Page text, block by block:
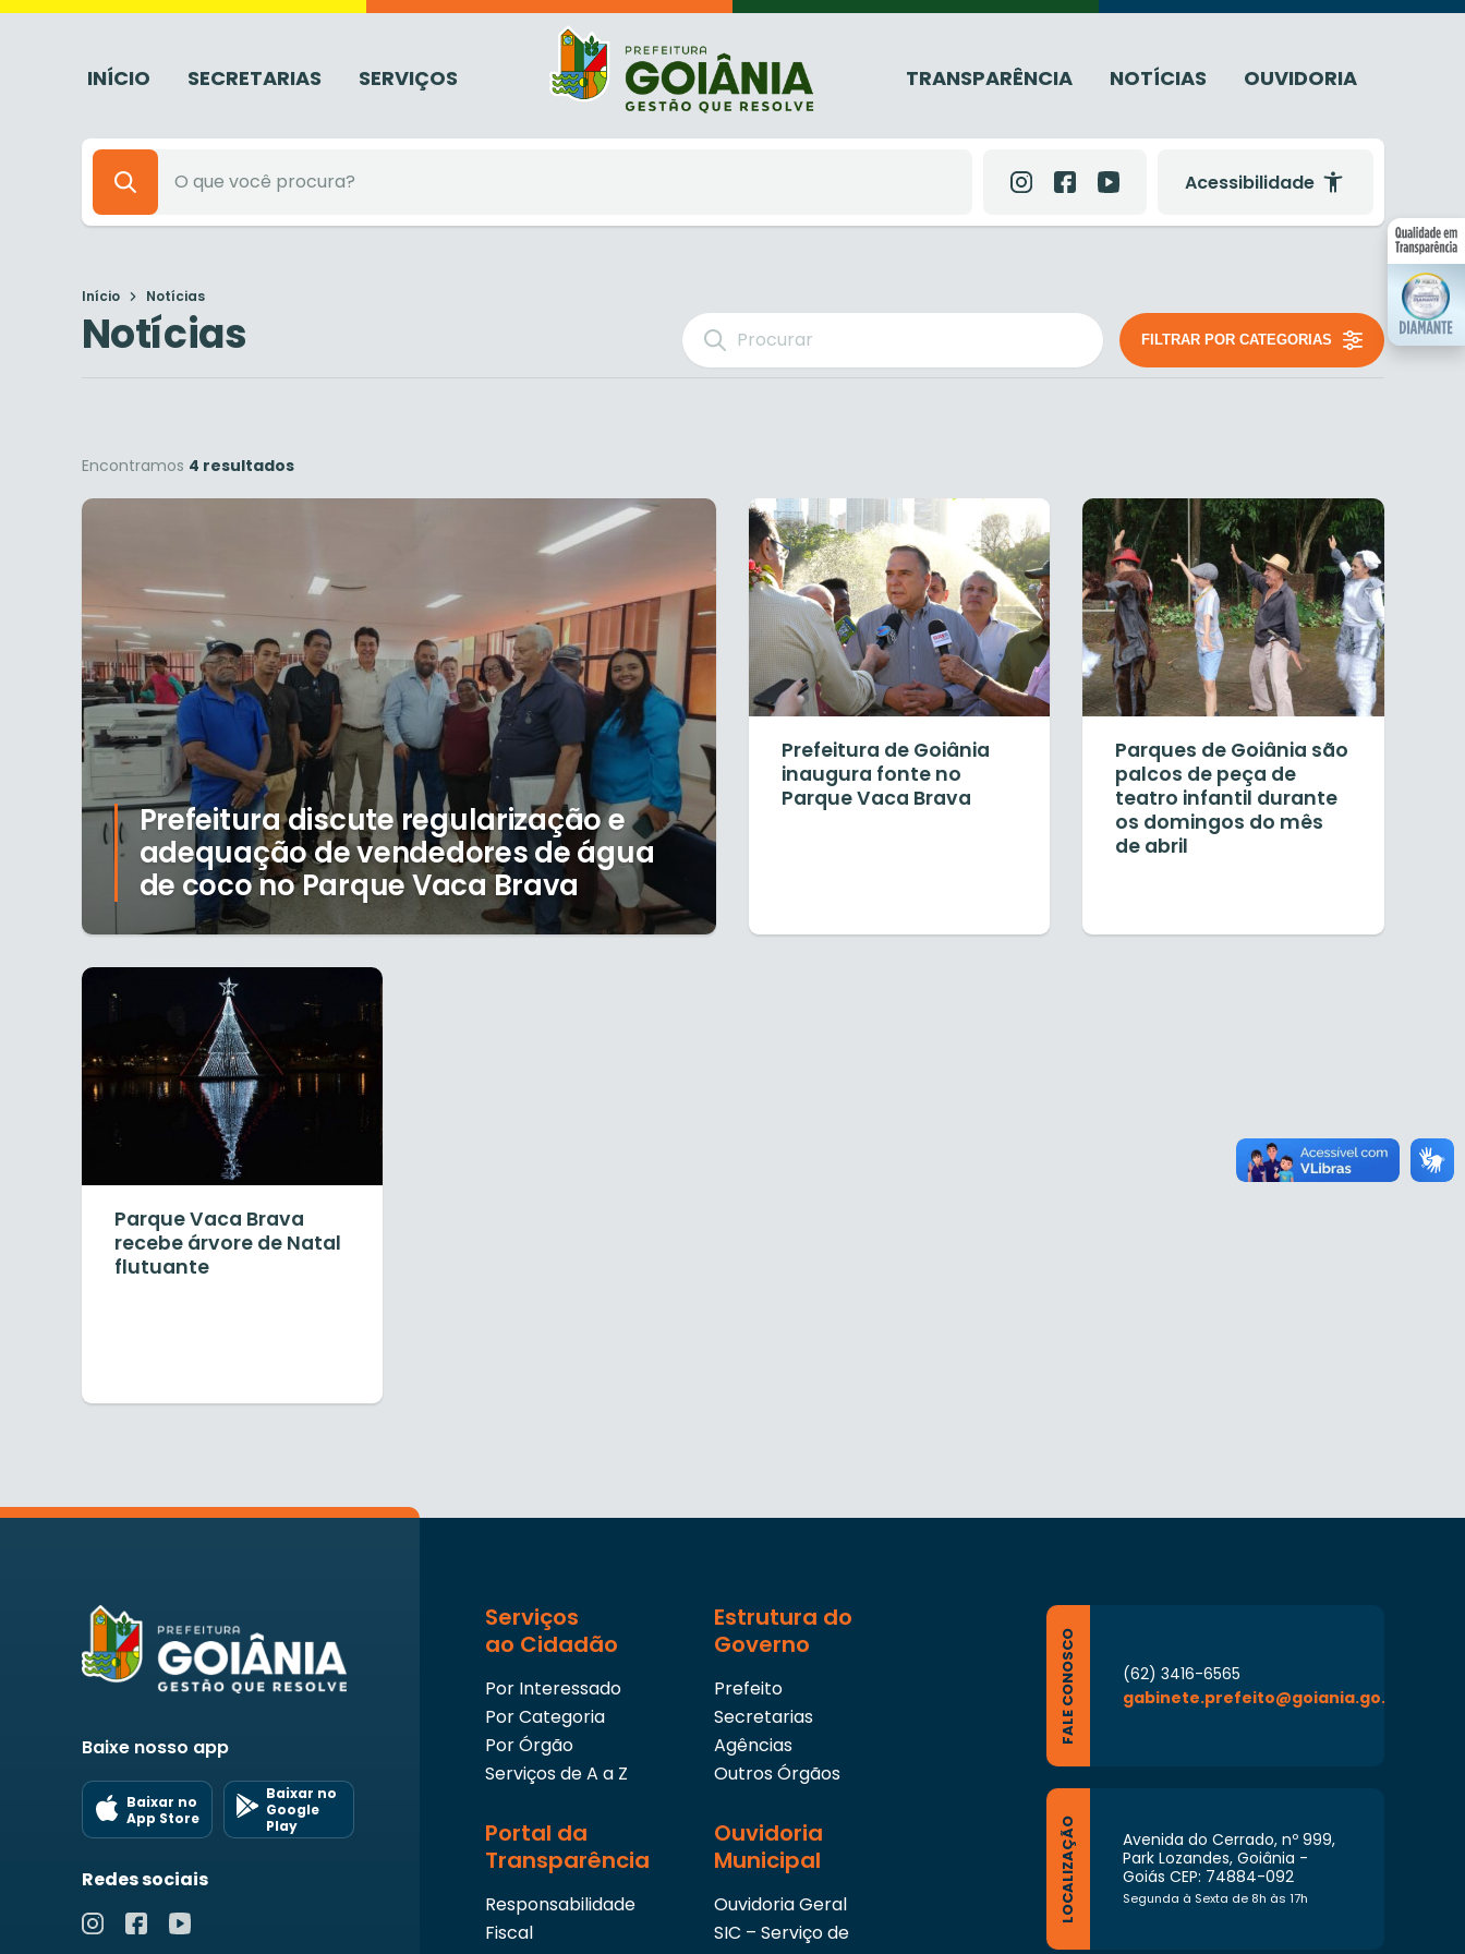
INÍCIO SECRETARIAS SERVIÇOS TRANSPARÊNCIA NOTÍCIAS OUVIDORIA
Acessibilidade
Início Notícias
Notícias FILTRAR POR CATEGORIAS
Encontramos 4 resultados
Prefeitura discute regularização e
adequação de vendedores de água
de coco no Parque Vaca Brava
Prefeitura de Goiânia
inaugura fonte no
Parque Vaca Brava
Parques de Goiânia são
palcos de peça de
teatro infantil durante
os domingos do mês
de abril
Parque Vaca Brava
recebe árvore de Natal
flutuante
Baixe nosso app
Baixar no
App Store
Baixar no
Google
Play
Redes sociais
Serviços
ao Cidadão
Por Interessado
Por Categoria
Por Órgão
Serviços de A a Z
Estrutura do
Governo
Prefeito
Secretarias
Agências
Outros Órgãos
Portal da
Transparência
Responsabilidade
Fiscal
Ouvidoria
Municipal
Ouvidoria Geral
SIC – Serviço de
FALE CONOSCO
(62) 3416-6565
gabinete.prefeito@goiania.go.gov.br
LOCALIZAÇÃO
Avenida do Cerrado, nº 999,
Park Lozandes, Goiânia -
Goiás CEP: 74884-092
Segunda à Sexta de 8h às 17h